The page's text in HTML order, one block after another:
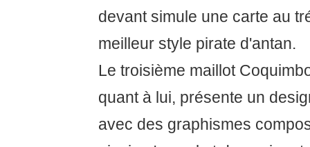
devant simule une carte au
meilleur style pirate d'antan.
Le troisième maillot
quant à lui, présente un
avec des graphismes